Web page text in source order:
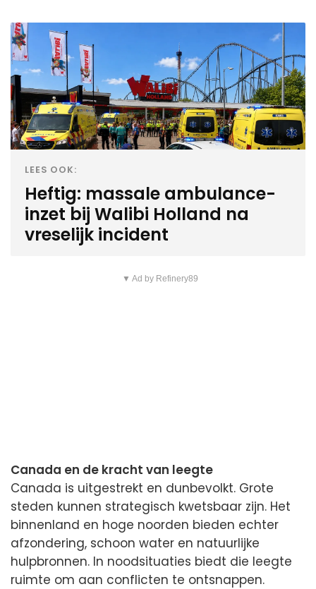
LEES OOK:
Heftig: massale ambulance-
inzet bij Walibi Holland na
vreselijk incident
▼ Ad by Refinery89
Canada en de kracht van leegte
Canada is uitgestrekt en dunbevolkt. Grote
steden kunnen strategisch kwetsbaar zijn. Het
binnenland en hoge noorden bieden echter
afzondering, schoon water en natuurlijke
hulpbronnen. In noodsituaties biedt die leegte
ruimte om aan conflicten te ontsnappen.